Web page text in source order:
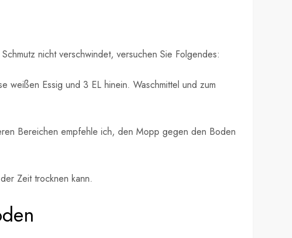
nicht verschwindet, versuchen Sie Folgendes:
weißen Essig und 3 EL hinein. Waschmittel und zum
Bereichen empfehle ich, den Mopp gegen den Boden
Zeit trocknen kann.